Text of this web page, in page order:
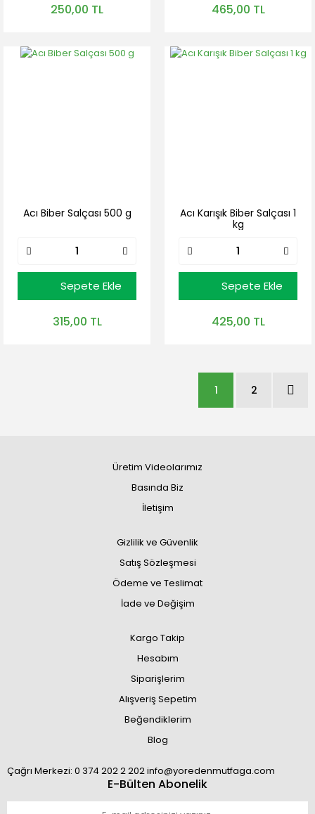
250,00 TL 465,00 TL
Acı Biber Salçası 500 g
Sepete Ekle
315,00 TL
Acı Karışık Biber Salçası 1
kg
Sepete Ekle
425,00 TL
1 2
Üretim Videolarımız
Basında Biz
İletişim
Gizlilik ve Güvenlik
Satış Sözleşmesi
Ödeme ve Teslimat
İade ve Değişim
Kargo Takip
Hesabım
Siparişlerim
Alışveriş Sepetim
Beğendiklerim
Blog
Çağrı Merkezi: 0 374 202 2 202 info@yoredenmutfaga.com
E-Bülten Abonelik